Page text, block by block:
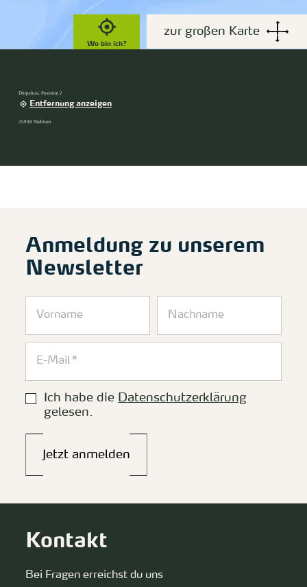
Wo bin ich?
zur großen Karte
Dörpshus, Poststrat 2
Entfernung anzeigen
25938 Nieblum
Anmeldung zu unserem
Newsletter
Ich habe die Datenschutzerklärung
gelesen.
Jetzt anmelden
Kontakt
Bei Fragen erreichst du uns